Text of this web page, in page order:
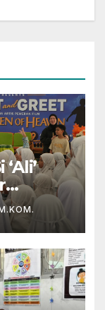
dan